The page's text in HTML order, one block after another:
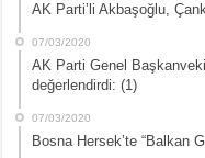
AK Parti’li Akbaşoğlu,
07/03/2020
AK Parti Genel
değerlendirdi: (1)
07/03/2020
Bosna Hersek’te “Balkan